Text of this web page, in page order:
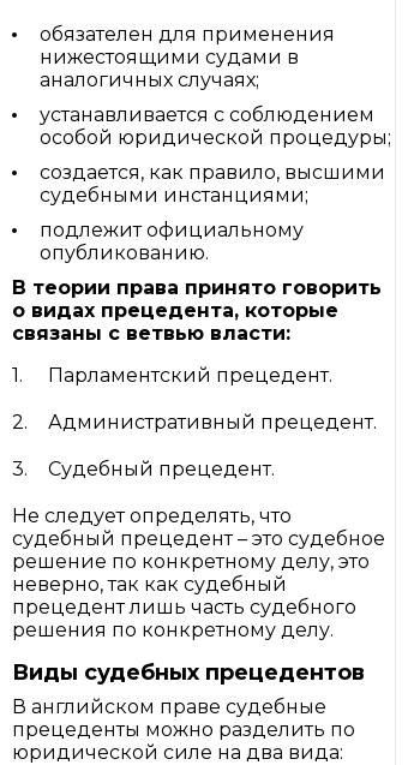
обязателен для применения
нижестоящими судами в
аналогичных случаях;
устанавливается с соблюдением
особой юридической процедуры;
создается, как правило, высшими
судебными инстанциями;
подлежит официальному
опубликованию.
В теории права принято говорить
о видах прецедента, которые
связаны с ветвью власти:
Парламентский прецедент.
Административный прецедент.
Судебный прецедент.
Не следует определять, что
судебный прецедент – это судебное
решение по конкретному делу, это
неверно, так как судебный
прецедент лишь часть судебного
решения по конкретному делу.
Виды судебных прецедентов
В английском праве судебные
прецеденты можно разделить по
юридической силе на два вида: